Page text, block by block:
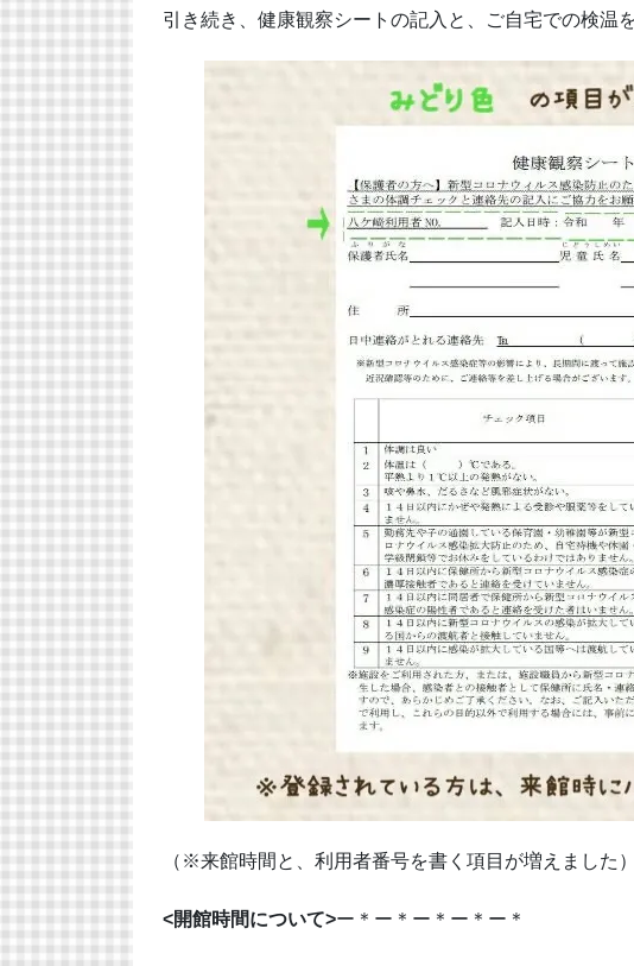
引き続き、健康観察シートの記入と、ご自宅での検温
（※来館時間と、利用者番号を書く項目が増えました）
<開館時間について>ー＊ー＊ー＊ー＊ー＊